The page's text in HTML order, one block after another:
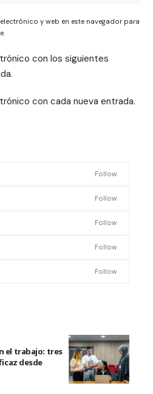
y web en este navegador para
con los siguientes
con cada nueva entrada.
Follow
Follow
Follow
Follow
Follow
el trabajo: tres
desde